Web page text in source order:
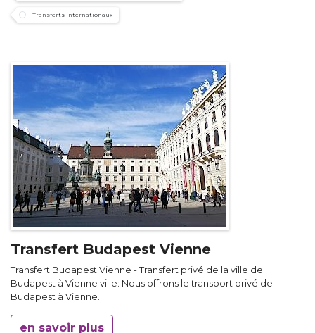
Transferts internationaux
Transfert Budapest Vienne
Transfert Budapest Vienne - Transfert privé de la ville de
Budapest à Vienne ville: Nous offrons le transport privé de
Budapest à Vienne.
en savoir plus